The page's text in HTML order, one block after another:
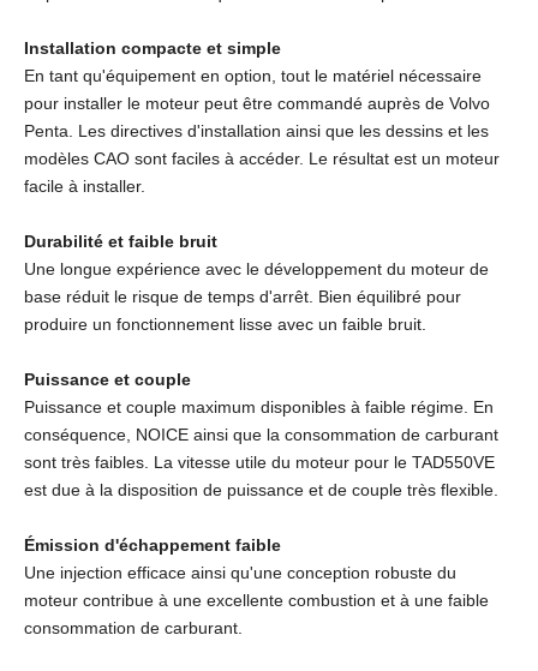
Installation compacte et simple
En tant qu'équipement en option, tout le matériel nécessaire
pour installer le moteur peut être commandé auprès de Volvo
Penta. Les directives d'installation ainsi que les dessins et les
modèles CAO sont faciles à accéder. Le résultat est un moteur
facile à installer.
Durabilité et faible bruit
Une longue expérience avec le développement du moteur de
base réduit le risque de temps d'arrêt. Bien équilibré pour
produire un fonctionnement lisse avec un faible bruit.
Puissance et couple
Puissance et couple maximum disponibles à faible régime. En
conséquence, NOICE ainsi que la consommation de carburant
sont très faibles. La vitesse utile du moteur pour le TAD550VE
est due à la disposition de puissance et de couple très flexible.
Émission d'échappement faible
Une injection efficace ainsi qu'une conception robuste du
moteur contribue à une excellente combustion et à une faible
consommation de carburant.